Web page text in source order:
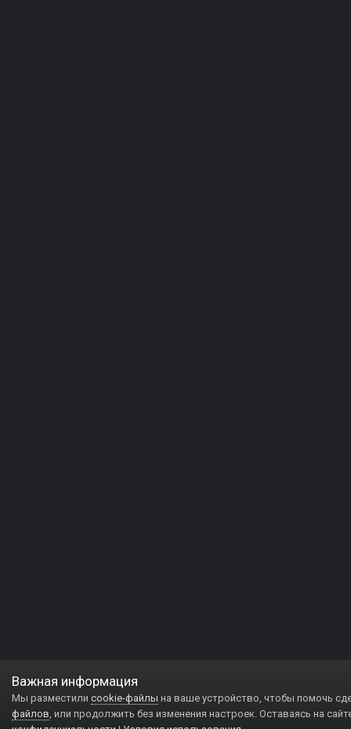
Важная информация
Мы разместили cookie-файлы на ваше устройство, чтобы помочь
файлов, или продолжить без изменения настроек. Оставаясь на